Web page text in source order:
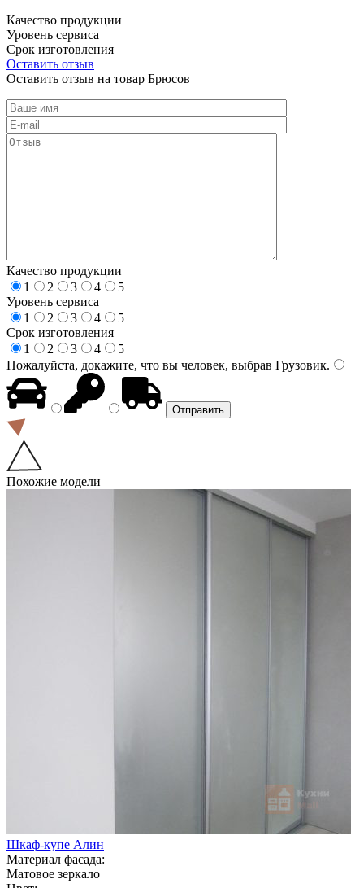
Качество продукции
Уровень сервиса
Срок изготовления
Оставить отзыв
Оставить отзыв на товар Брюсов
Качество продукции
1
2 3 4
5
Уровень сервиса
1
2 3 4
5
Срок изготовления
1
2 3 4
5
Пожалуйста, докажите, что вы человек, выбрав Грузовик.
Похожие модели
Шкаф-купе Алин
Материал фасада:
Матовое зеркало